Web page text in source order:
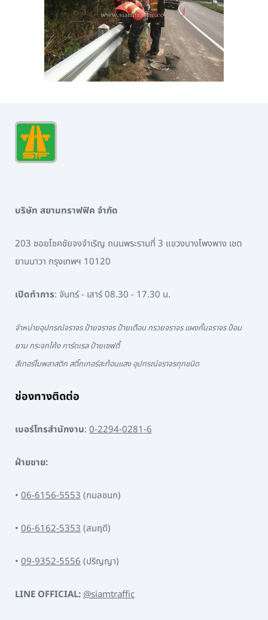
บริษัท สยามทราฟฟิค จำกัด
203 ซอยโชคชัยจงจำเริญ ถนนพระรามที่ 3 แขวงบางโพงพาง เขต
ยานนาวา กรุงเทพฯ 10120
เปิดทำการ: จันทร์ - เสาร์ 08.30 - 17.30 น.
จำหน่ายอุปกรณ์จราจร ป้ายจราจร ป้ายเตือน กรวยจราจร แผงกั้นจราจร ป้อม
ยาม กระจกโค้ง การ์ดเรล ป้ายเซฟตี้
สีเทอร์โมพลาสติก สติ๊กเกอร์สะท้อนแสง อุปกรณ์จราจรทุกชนิด
ช่องทางติดต่อ
เบอร์โทรสำนักงาน: 0-2294-0281-6
ฝ่ายขาย:
• 06-6156-5553(กมลชนก)
• 06-6162-5353(สมฤดี)
• 09-9352-5556(ปริญญา)
LINE OFFICIAL:@siamtraffic